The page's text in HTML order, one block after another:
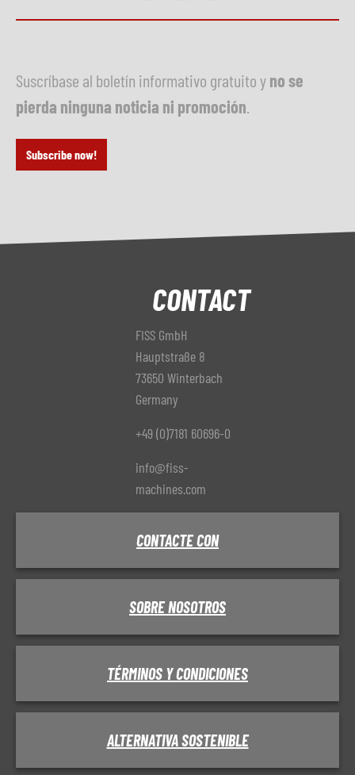
Suscríbase al boletín informativo gratuito yno se
pierda ninguna noticia ni promoción
Subscribe now!
CONTACT
FISS GmbH
Hauptstraße 8
73650 Winterbach
Germany
+49 (0)7181 60696-0
info@fiss-
machines.com
CONTACTE CON
SOBRE NOSOTROS
TÉRMINOS Y CONDICIONES
ALTERNATIVA SOSTENIBLE